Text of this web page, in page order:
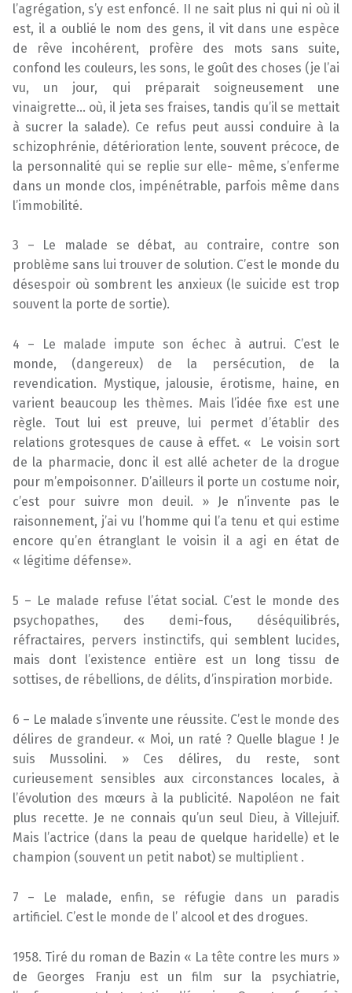
l’agrégation, s’y est enfoncé. II ne sait plus ni qui ni où il
est, il a oublié le nom des gens, il vit dans une espèce
de rêve incohérent, profère des mots sans suite,
confond les couleurs, les sons, le goût des choses (je l’ai
vu, un jour, qui préparait soigneusement une
vinaigrette… où, il jeta ses fraises, tandis qu’il se mettait
à sucrer la salade). Ce refus peut aussi conduire à la
schizophrénie, détérioration lente, souvent précoce, de
la personnalité qui se replie sur elle- même, s’enferme
dans un monde clos, impénétrable, parfois même dans
l’immobilité.
3 – Le malade se débat, au contraire, contre son
problème sans lui trouver de solution. C’est le monde du
désespoir où sombrent les anxieux (le suicide est trop
souvent la porte de sortie).
4 – Le malade impute son échec à autrui. C’est le
monde, (dangereux) de la persécution, de la
revendication. Mystique, jalousie, érotisme, haine, en
varient beaucoup les thèmes. Mais l’idée fixe est une
règle. Tout lui est preuve, lui permet d’établir des
relations grotesques de cause à effet. « Le voisin sort
de la pharmacie, donc il est allé acheter de la drogue
pour m’empoisonner. D’ailleurs il porte un costume noir,
c’est pour suivre mon deuil. » Je n’invente pas le
raisonnement, j’ai vu l’homme qui l’a tenu et qui estime
encore qu’en étranglant le voisin il a agi en état de
« légitime défense».
5 – Le malade refuse l’état social. C’est le monde des
psychopathes, des demi-fous, déséquilibrés,
réfractaires, pervers instinctifs, qui semblent lucides,
mais dont l’existence entière est un long tissu de
sottises, de rébellions, de délits, d’inspiration morbide.
6 – Le malade s’invente une réussite. C’est le monde des
délires de grandeur. « Moi, un raté ? Quelle blague ! Je
suis Mussolini. » Ces délires, du reste, sont
curieusement sensibles aux circonstances locales, à
l’évolution des mœurs à la publicité. Napoléon ne fait
plus recette. Je ne connais qu’un seul Dieu, à Villejuif.
Mais l’actrice (dans la peau de quelque haridelle) et le
champion (souvent un petit nabot) se multiplient .
7 – Le malade, enfin, se réfugie dans un paradis
artificiel. C’est le monde de l’ alcool et des drogues.
1958. Tiré du roman de Bazin « La tête contre les murs »
de Georges Franju est un film sur la psychiatrie,